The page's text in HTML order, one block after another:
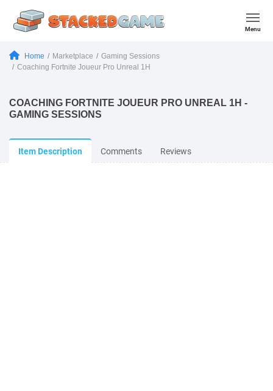
Menu
Home Marketplace
Gaming Sessions
Coaching Fortnite Joueur Pro Unreal 1H
COACHING FORTNITE JOUEUR PRO UNREAL 1H -
GAMING SESSIONS
Item Description Comments Reviews